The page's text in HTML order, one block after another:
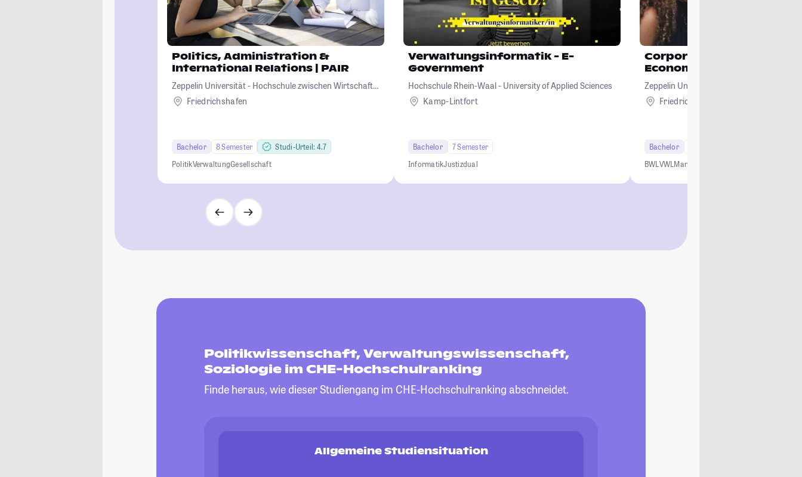
Politics, Administration &
International Relations | PAIR
Zeppelin Universität - Hochschule zwischen Wirtschaft,
Kultur und Politik
Friedrichshafen
Bachelor 8 Semester
Studi-Urteil: 4.7
PolitikVerwaltungGesellschaft
Verwaltungsinformatik - E-
Government
Hochschule Rhein-Waal - University of Applied Sciences
Kamp-Lintfort
Bachelor
7 Semester
InformatikJustizdual
Corporate Management
Economics | CME
Zeppelin Universität - Hochschule
Kultur und Politik
Friedrichshafen
Bachelor
BWL VWL Management
Politikwissenschaft, Verwaltungswissenschaft,
Soziologie im CHE-Hochschulranking
Finde heraus, wie dieser Studiengang im CHE-Hochschulranking abschneidet.
Allgemeine Studiensituation